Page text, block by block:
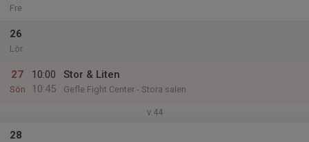
Fre
26
Lör
27
Sön
10:00
10:45
Stor & Liten
Gefle Fight Center - Stora salen
v.44
28